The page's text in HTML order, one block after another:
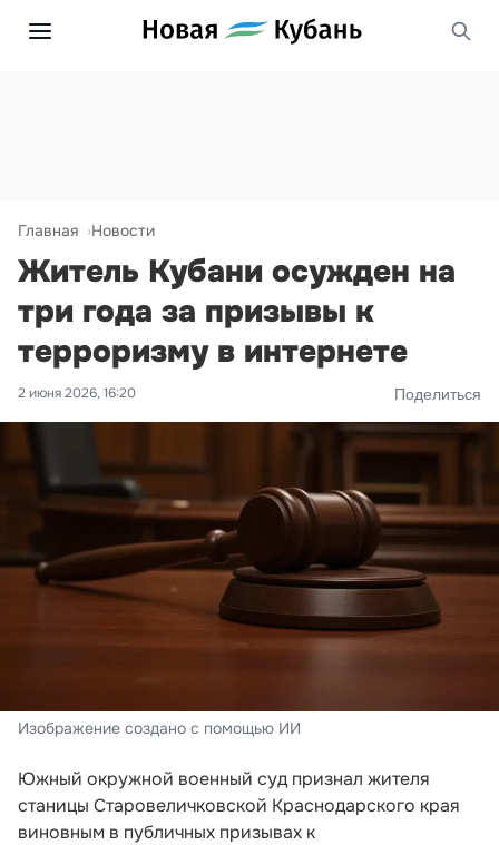
Главная Новости
Житель Кубани осужден на
три года за призывы к
терроризму в интернете
2 июня 2026, 16:20 Поделиться
Изображение создано с помощью ИИ
Южный окружной военный суд признал жителя
станицы Старовеличковской Краснодарского края
виновным в публичных призывах к